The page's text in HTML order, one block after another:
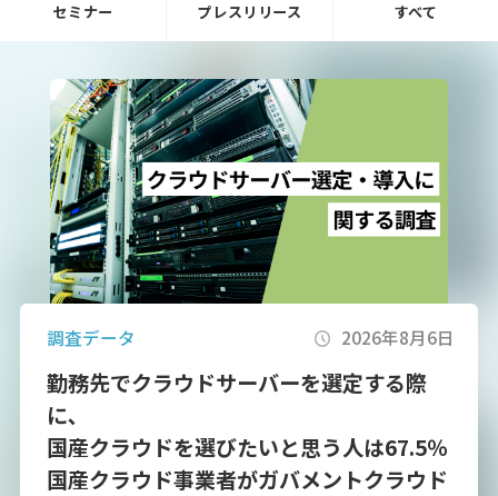
セミナー プレスリリース すべて
調査データ 2026年7月1日
所属しているコールセンターのカスハラ対
オペレーターの心理的安全性を損なう要因
は「カスタマーハラスメント」が最多